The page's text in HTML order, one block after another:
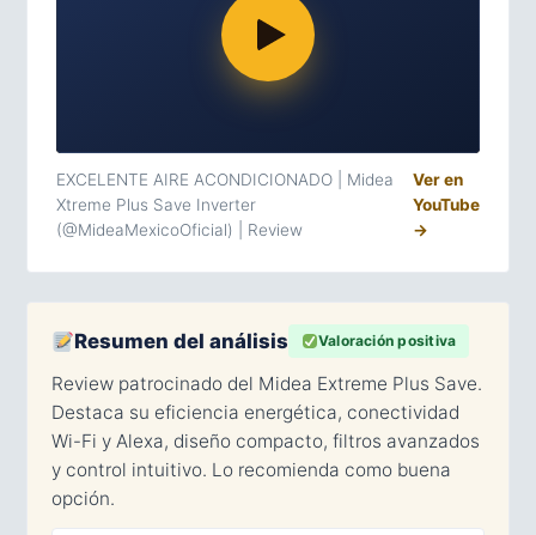
EXCELENTE AIRE ACONDICIONADO | Midea
Xtreme Plus Save Inverter
(@MideaMexicoOficial) | Review
Ver en
YouTube
→
Resumen del análisis Valoración positiva
Review patrocinado del Midea Extreme Plus Save.
Destaca su eficiencia energética, conectividad
Wi-Fi y Alexa, diseño compacto, filtros avanzados
y control intuitivo. Lo recomienda como buena
opción.